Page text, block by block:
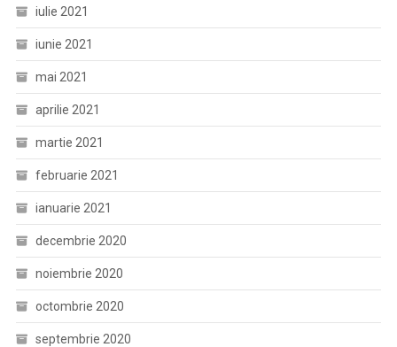
iulie 2021
iunie 2021
mai 2021
aprilie 2021
martie 2021
februarie 2021
ianuarie 2021
decembrie 2020
noiembrie 2020
octombrie 2020
septembrie 2020